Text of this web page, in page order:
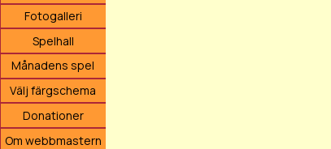
Fotogalleri
Spelhall
Månadens spel
Välj färgschema
Donationer
Om webbmastern